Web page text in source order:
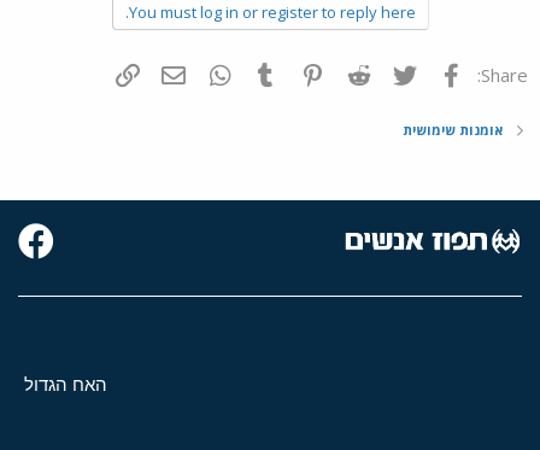
You must log in or register to reply here.
Share: פייסבוק Twitter
Reddit
Pinterest
Tumblr
WhatsAppדואר אלקטרוני
אומנות שימושית
האח הגדול